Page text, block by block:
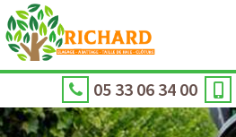
05 33 06 34 00